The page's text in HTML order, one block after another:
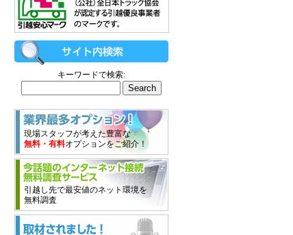
キーワードで検索:
現場スタッフが考えた豊富な
無料・有料オプションをご紹介！
引越し先で最安値のネット環境を
無料調査